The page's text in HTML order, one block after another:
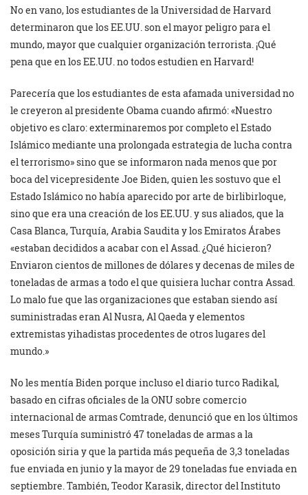
No en vano, los estudiantes de la Universidad de Harvard
determinaron que los EE.UU. son el mayor peligro para el
mundo, mayor que cualquier organización terrorista. ¡Qué
pena que en los EE.UU. no todos estudien en Harvard!
Parecería que los estudiantes de esta afamada universidad no
le creyeron al presidente Obama cuando afirmó: «Nuestro
objetivo es claro: exterminaremos por completo el Estado
Islámico mediante una prolongada estrategia de lucha contra
el terrorismo» sino que se informaron nada menos que por
boca del vicepresidente Joe Biden, quien les sostuvo que el
Estado Islámico no había aparecido por arte de birlibirloque,
sino que era una creación de los EE.UU. y sus aliados, que la
Casa Blanca, Turquía, Arabia Saudita y los Emiratos Árabes
«estaban decididos a acabar con el Assad. ¿Qué hicieron?
Enviaron cientos de millones de dólares y decenas de miles de
toneladas de armas a todo el que quisiera luchar contra Assad.
Lo malo fue que las organizaciones que estaban siendo así
suministradas eran Al Nusra, Al Qaeda y elementos
extremistas yihadistas procedentes de otros lugares del
mundo.»
No les mentía Biden porque incluso el diario turco Radikal,
basado en cifras oficiales de la ONU sobre comercio
internacional de armas Comtrade, denunció que en los últimos
meses Turquía suministró 47 toneladas de armas a la
oposición siria y que la partida más pequeña de 3,3 toneladas
fue enviada en junio y la mayor de 29 toneladas fue enviada en
septiembre. También, Teodor Karasik, director del Instituto